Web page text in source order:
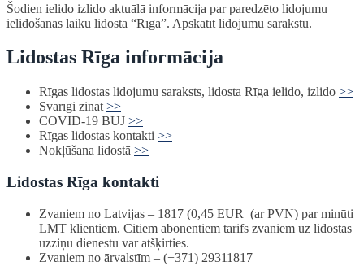
Šodien ielido izlido aktuālā informācija par paredzēto lidojumu
ielidošanas laiku lidostā “Rīga”. Apskatīt lidojumu sarakstu.
Lidostas Rīga informācija
Rīgas lidostas lidojumu saraksts, lidosta Rīga ielido, izlido >>
Svarīgi zināt >>
COVID-19 BUJ >>
Rīgas lidostas kontakti >>
Nokļūšana lidostā >>
Lidostas Rīga kontakti
Zvaniem no Latvijas – 1817 (0,45 EUR (ar PVN) par minūti
LMT klientiem. Citiem abonentiem tarifs zvaniem uz lidostas
uzziņu dienestu var atšķirties.
Zvaniem no ārvalstīm – (+371) 29311817